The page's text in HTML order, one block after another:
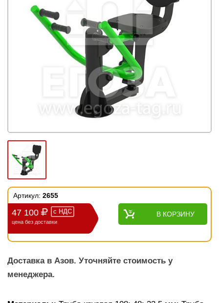
Артикул: 2655
47 100 с НДС
цена без доставки
В КОРЗИНУ
Доставка в Азов. Уточняйте стоимость у
менеджера.